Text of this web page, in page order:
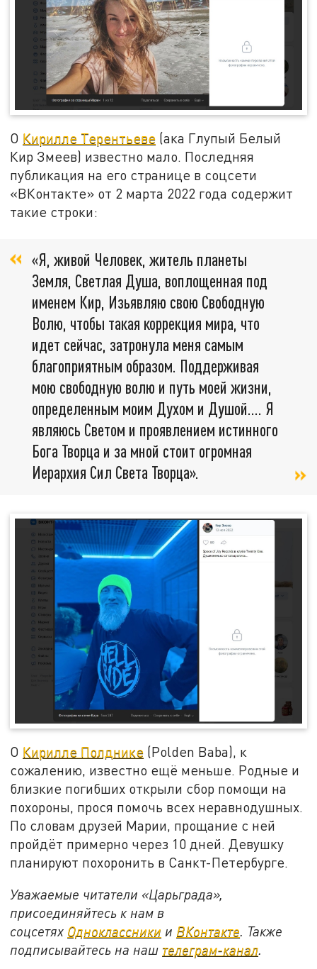
О Кирилле Терентьеве (ака Глупый Белый
Кир Змеев) известно мало. Последняя
публикация на его странице в соцсети
«ВКонтакте» от 2 марта 2022 года содержит
такие строки:
«Я, живой Человек, житель планеты
Земля, Светлая Душа, воплощенная под
именем Кир, Изьявляю свою Свободную
Волю, чтобы такая коррекция мира, что
идет сейчас, затронула меня самым
благоприятным образом. Поддерживая
мою свободную волю и путь моей жизни,
определенным моим Духом и Душой…. Я
являюсь Светом и проявлением истинного
Бога Творца и за мной стоит огромная
Иерархия Сил Света Творца».
О Кирилле Полднике (Polden Baba), к
сожалению, известно ещё меньше. Родные и
близкие погибших открыли сбор помощи на
похороны, прося помочь всех неравнодушных.
По словам друзей Марии, прощание с ней
пройдёт примерно через 10 дней. Девушку
планируют похоронить в Санкт-Петербурге.
Уважаемые читатели «Царьграда»,
присоединяйтесь к нам в
соцсетях Одноклассники и ВКонтакте. Также
подписывайтесь на наш телеграм-канал.